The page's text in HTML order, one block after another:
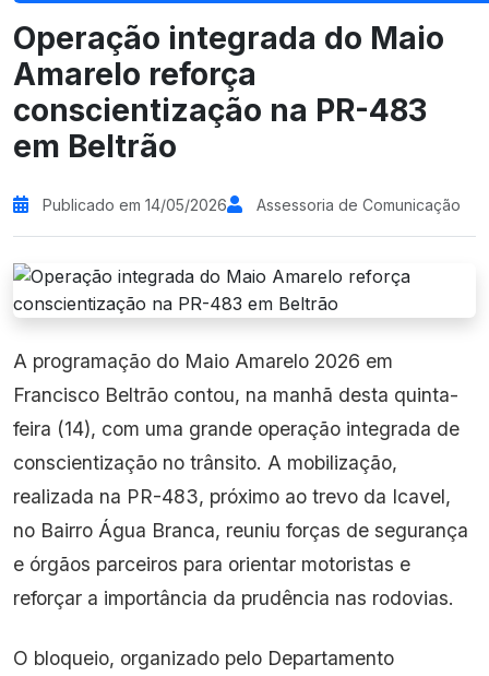
Operação integrada do Maio
Amarelo reforça
conscientização na PR-483
em Beltrão
Publicado em 14/05/2026 Assessoria de Comunicação
A programação do Maio Amarelo 2026 em
Francisco Beltrão contou, na manhã desta quinta-
feira (14), com uma grande operação integrada de
conscientização no trânsito. A mobilização,
realizada na PR-483, próximo ao trevo da Icavel,
no Bairro Água Branca, reuniu forças de segurança
e órgãos parceiros para orientar motoristas e
reforçar a importância da prudência nas rodovias.
O bloqueio, organizado pelo Departamento